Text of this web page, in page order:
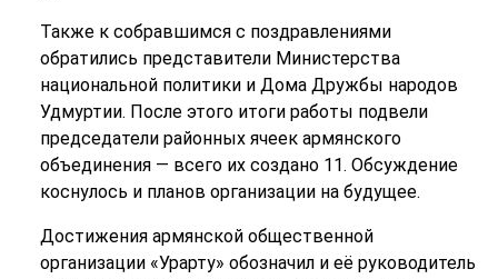
Также к собравшимся с поздравлениями
обратились представители Министерства
национальной политики и Дома Дружбы народов
Удмуртии. После этого итоги работы подвели
председатели районных ячеек армянского
объединения — всего их создано 11. Обсуждение
коснулось и планов организации на будущее.
Достижения армянской общественной
организации «Урарту» обозначил и её руководитель